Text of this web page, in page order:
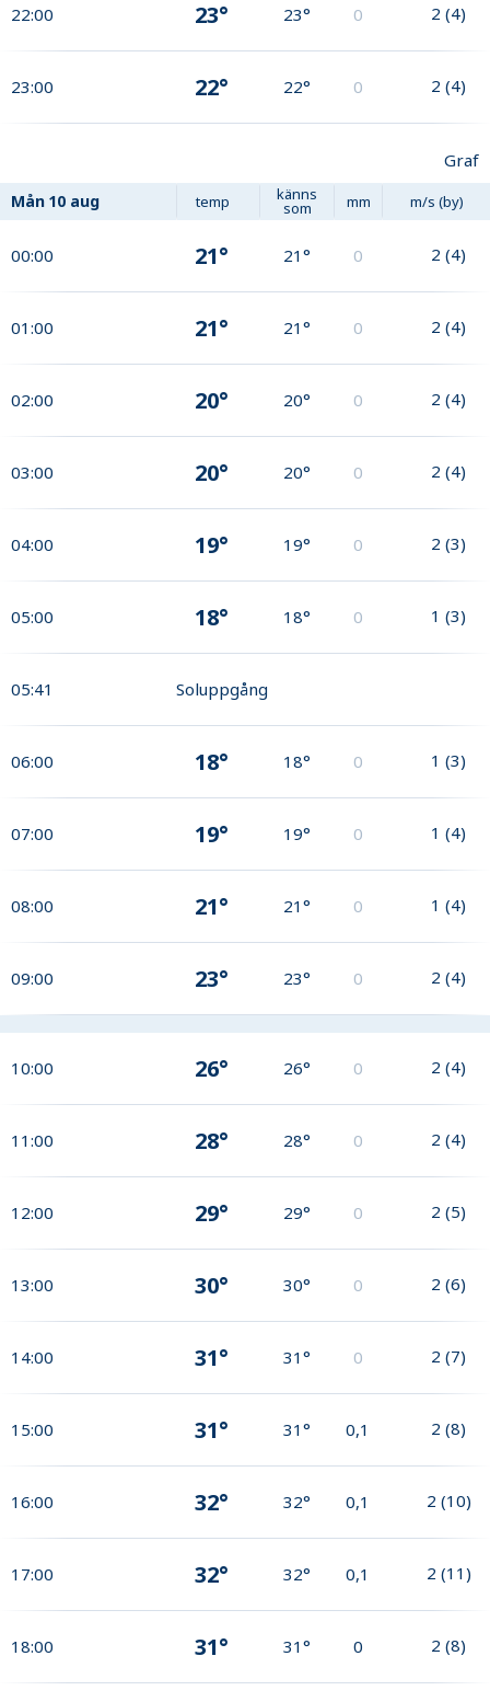
22:00 23° 23° 0 2 (4)
23:00 22° 22° 0 2 (4)
Graf
Mån 10 aug temp känns
som mm m/s (by)
00:00 21° 21° 0 2 (4)
01:00 21° 21° 0 2 (4)
02:00 20° 20° 0 2 (4)
03:00 20° 20° 0 2 (4)
04:00 19° 19° 0 2 (3)
05:00 18° 18° 0 1 (3)
05:41 Soluppgång
06:00 18° 18° 0 1 (3)
07:00 19° 19° 0 1 (4)
08:00 21° 21° 0 1 (4)
09:00 23° 23° 0 2 (4)
10:00 26° 26° 0 2 (4)
11:00 28° 28° 0 2 (4)
12:00 29° 29° 0 2 (5)
13:00 30° 30° 0 2 (6)
14:00 31° 31° 0 2 (7)
15:00 31° 31° 0,1 2 (8)
16:00 32° 32° 0,1 2 (10)
17:00 32° 32° 0,1 2 (11)
18:00 31° 31° 0 2 (8)